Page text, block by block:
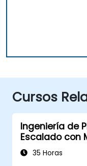
Cursos
Ingeniería de
Escalado con
35 Horas